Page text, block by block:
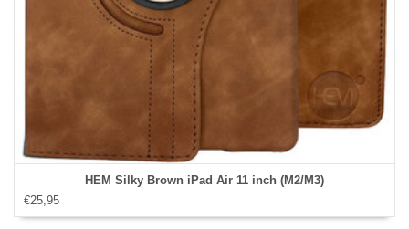
HEM Silky Brown iPad Air 11 inch (M2/M3)
€25,95